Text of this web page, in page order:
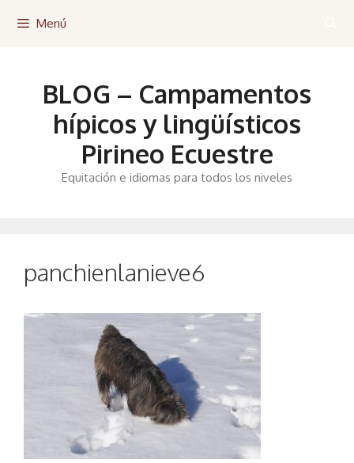
Menú
BLOG – Campamentos
hípicos y lingüísticos
Pirineo Ecuestre
Equitación e idiomas para todos los niveles
panchienlanieve6